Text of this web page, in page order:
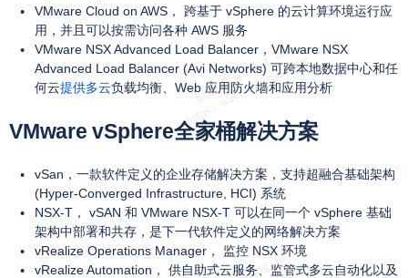
VMware Cloud on AWS， 跨基于 vSphere 的云计算环境运行应
用，并且可以按需访问各种 AWS 服务
VMware NSX Advanced Load Balancer，VMware NSX
Advanced Load Balancer (Avi Networks) 可跨本地数据中心和任
何云提供多云负载均衡、Web 应用防火墙和应用分析
VMware vSphere全家桶解决方案
vSan，一款软件定义的企业存储解决方案，支持超融合基础架构
(Hyper-Converged Infrastructure, HCI) 系统
NSX-T， vSAN 和 VMware NSX-T 可以在同一个 vSphere 基础
架构中部署和共存，是下一代软件定义的网络解决方案
vRealize Operations Manager， 监控 NSX 环境
vRealize Automation， 供自助式云服务、监管式多云自动化以及